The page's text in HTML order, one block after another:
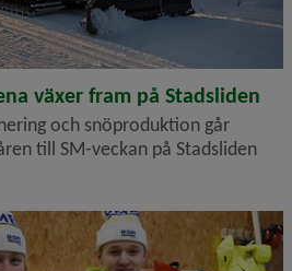
växer fram på Stadsliden
och snöproduktion går
till SM-veckan på Stadsliden